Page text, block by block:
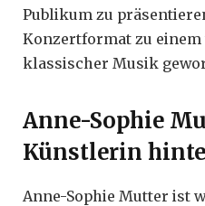
Publikum zu
Konzertformat zu
klassischer Musik
Anne-Sophie
Künstlerin
Anne-Sophie Mutter ist